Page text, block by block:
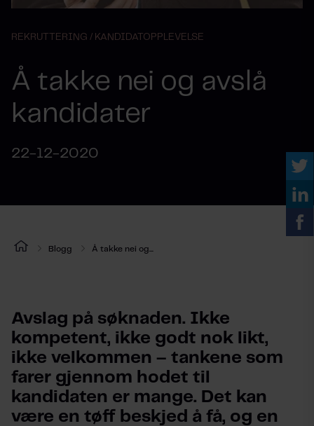
REKRUTTERING / KANDIDATOPPLEVELSE
Å takke nei og avslå
kandidater
22-12-2020
Blogg Å takke nei og...
Avslag på søknaden. Ikke
kompetent, ikke godt nok likt,
ikke velkommen – tankene som
farer gjennom hodet til
kandidaten er mange. Det kan
være en tøff beskjed å få, og en